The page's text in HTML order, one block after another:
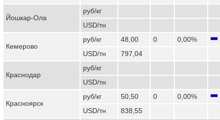
Йошкар-Ола
руб/кг
USD/тн
Кемерово
руб/кг 48,00 0
0,00%
USD/тн
797,04
Краснодар
руб/кг
USD/тн
Красноярск
руб/кг 50,50 0
0,00%
USD/тн
838,55